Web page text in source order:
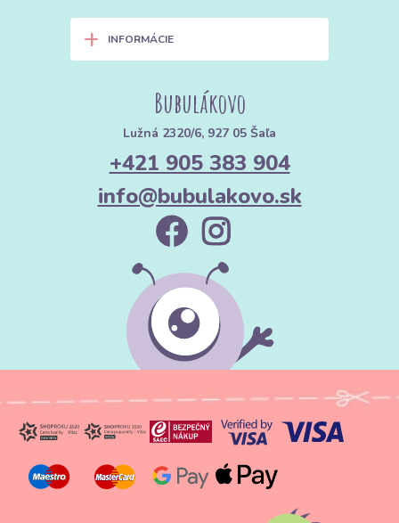
+ INFORMÁCIE
Bubulákovo
Lužná 2320/6, 927 05 Šaľa
+421 905 383 904
info@bubulakovo.sk